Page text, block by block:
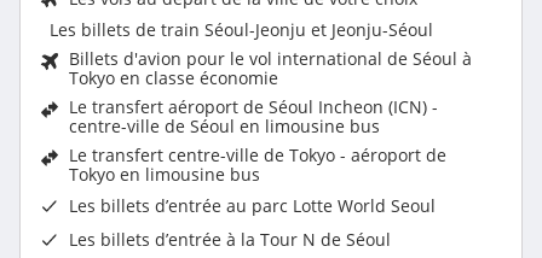
Les billets de train Séoul-Jeonju et Jeonju-Séoul
Billets d'avion pour le vol international de Séoul à
Tokyo en classe économie
Le transfert aéroport de Séoul Incheon (ICN) -
centre-ville de Séoul en limousine bus
Le transfert centre-ville de Tokyo - aéroport de
Tokyo en limousine bus
Les billets d’entrée au parc Lotte World Seoul
Les billets d’entrée à la Tour N de Séoul